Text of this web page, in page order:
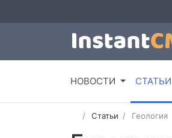
НОВОСТИ СТАТЬИ
Статьи Геология